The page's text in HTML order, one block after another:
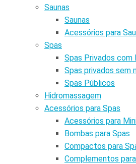
Saunas
Saunas
Acessórios para
Spas
Spas Privados com
Spas privados sem
Spas Públicos
Hidromassagem
Acessórios para Spas
Acessórios para
Bombas para Spas
Compactos para
Complementos